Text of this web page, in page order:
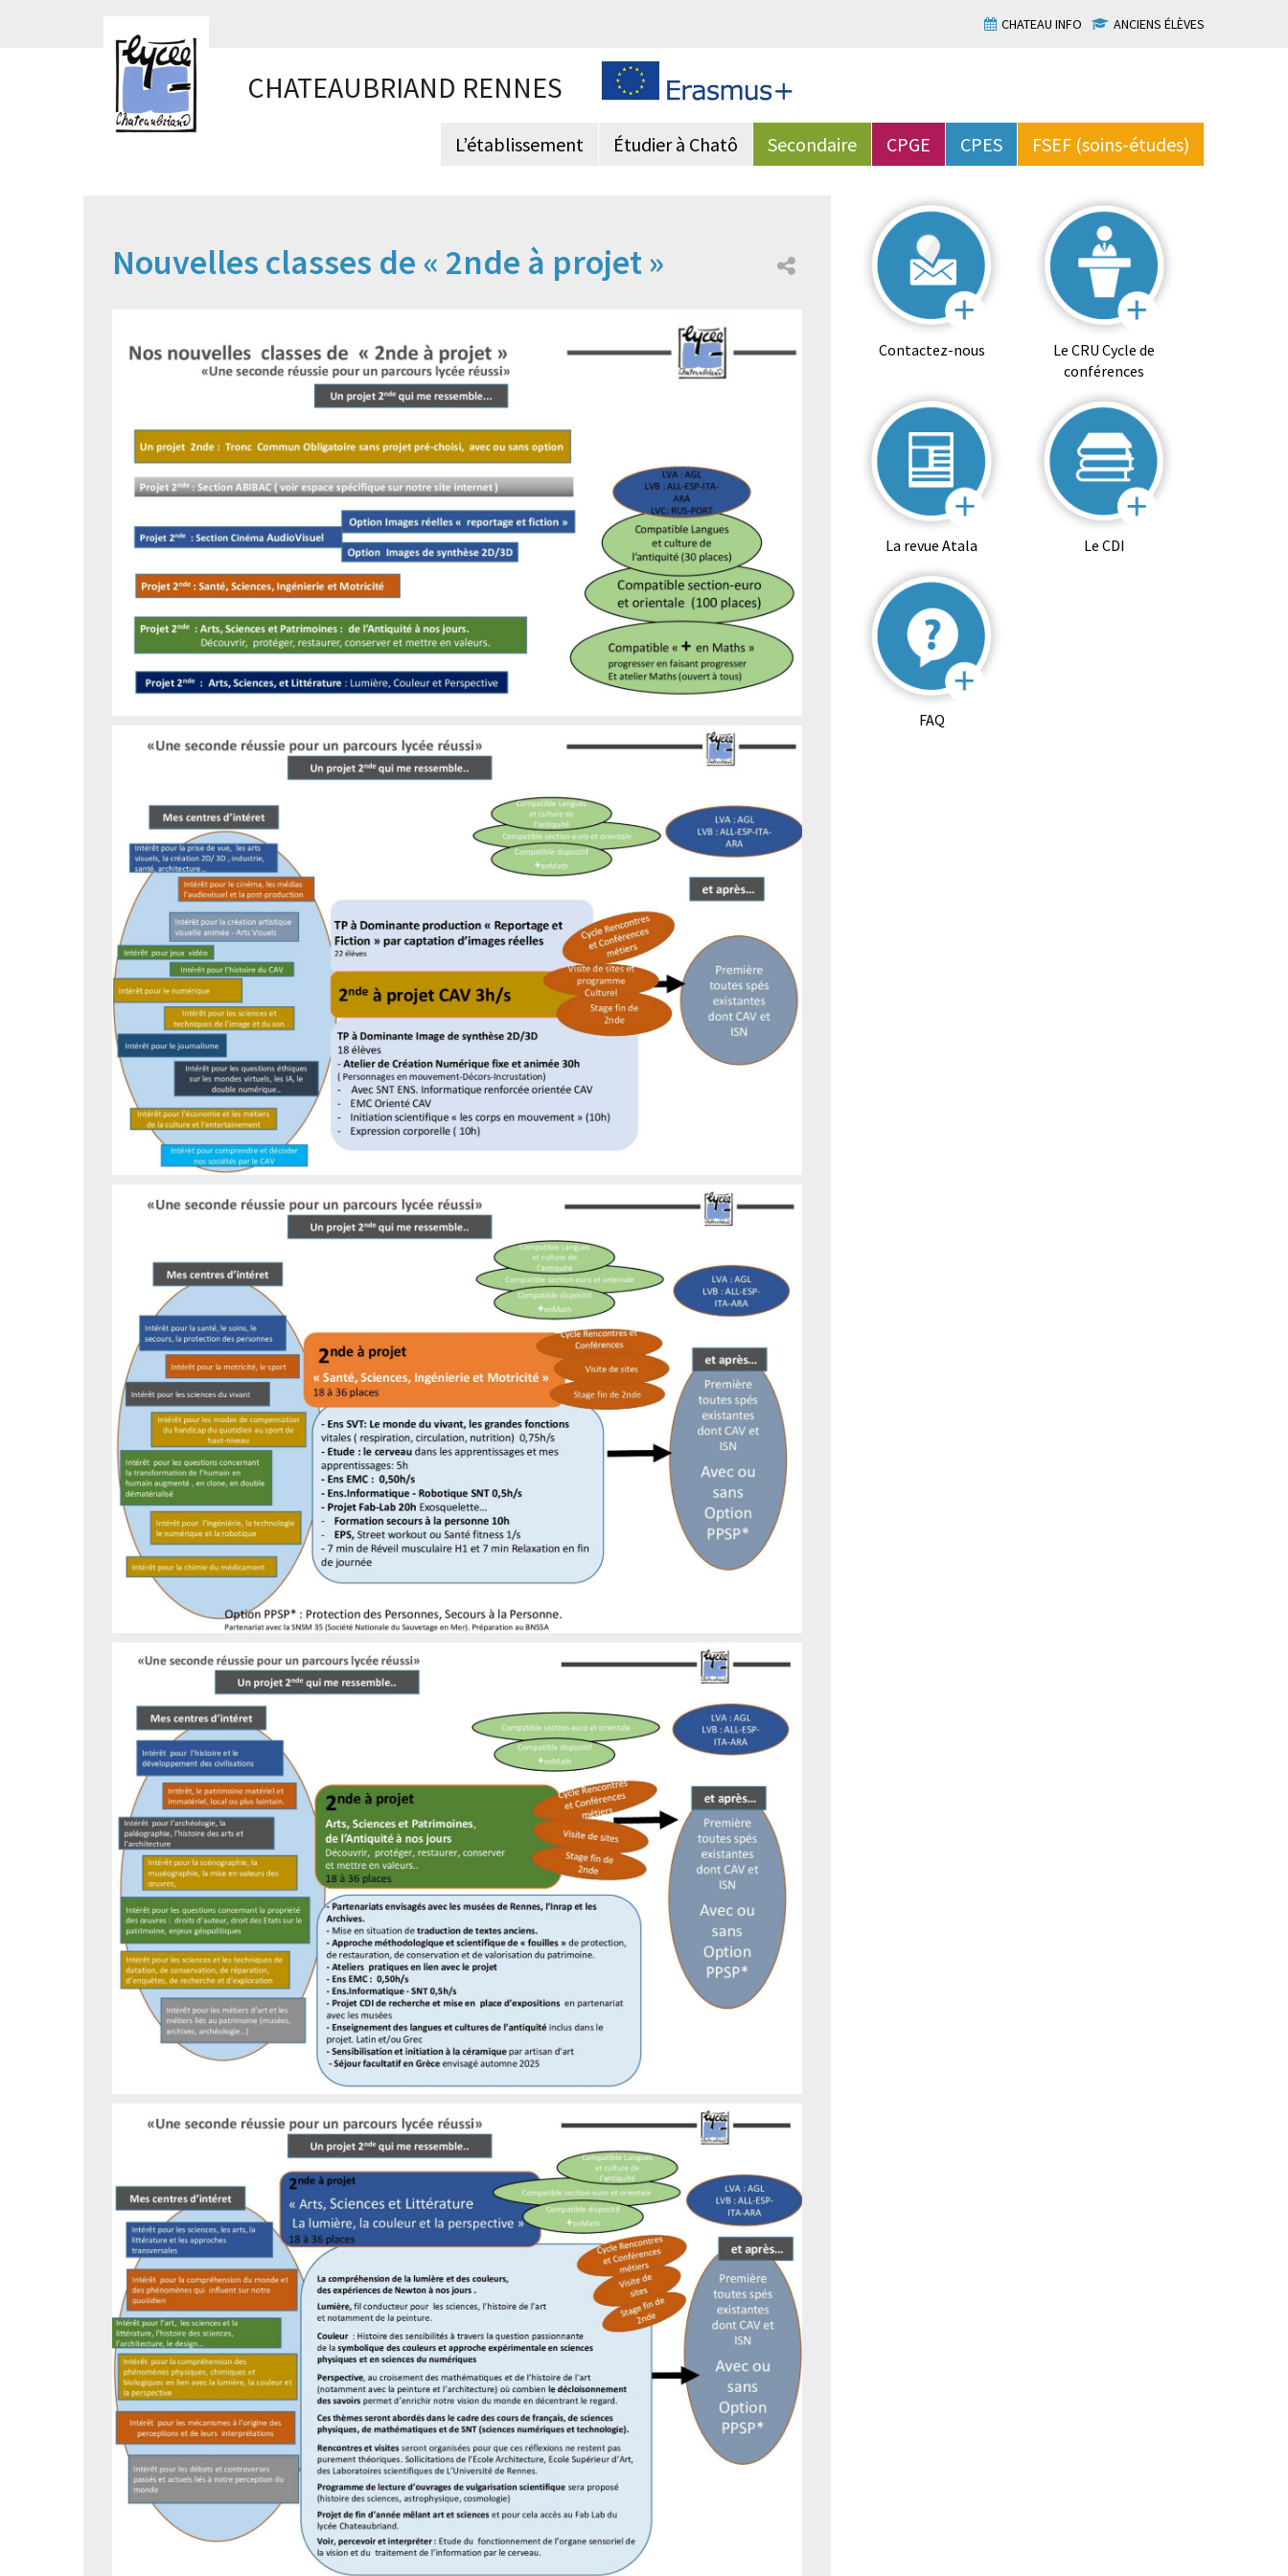
CHATEAU INFO ANCIENS ÉLÈVES
CHATEAUBRIAND RENNES
L’établissement Étudier à Chatô Secondaire CPGE CPES FSEF (soins-études)
Nouvelles classes de « 2nde à projet »
Contactez-nous
Le CRU Cycle de
conférences
La revue Atala Le CDI
FAQ